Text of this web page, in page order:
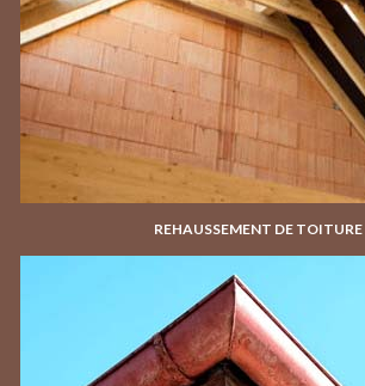
REHAUSSEMENT DE TOITURE